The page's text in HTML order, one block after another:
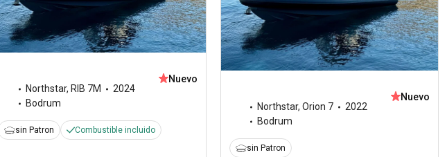
Northstar, RIB 7M
2024
Bodrum
Nuevo
sin Patron Combustible incluido
Northstar,Orion 7
2022
Bodrum
Nuevo
sin Patron